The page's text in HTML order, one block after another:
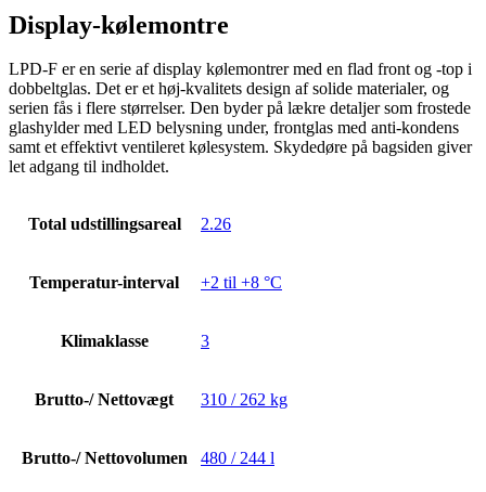
Display-kølemontre
LPD-F er en serie af display kølemontrer med en flad front og -top i
dobbeltglas. Det er et høj-kvalitets design af solide materialer, og
serien fås i flere størrelser. Den byder på lækre detaljer som frostede
glashylder med LED belysning under, frontglas med anti-kondens
samt et effektivt ventileret kølesystem. Skydedøre på bagsiden giver
let adgang til indholdet.
Total udstillingsareal 2.26
Temperatur-interval +2 til +8 °C
Klimaklasse 3
Brutto-/ Nettovægt 310 / 262 kg
Brutto-/ Nettovolumen 480 / 244 l